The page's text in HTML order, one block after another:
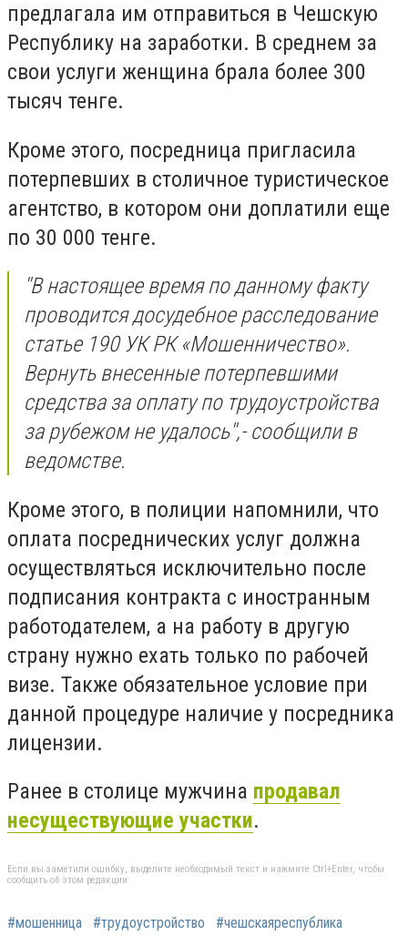
предлагала им отправиться в Чешскую
Республику на заработки. В среднем за
свои услуги женщина брала более 300
тысяч тенге.
Кроме этого, посредница пригласила
потерпевших в столичное туристическое
агентство, в котором они доплатили еще
по 30 000 тенге.
''В настоящее время по данному факту
проводится досудебное расследование
статье 190 УК РК «Мошенничество».
Вернуть внесенные потерпевшими
средства за оплату по трудоустройства
за рубежом не удалось'',- сообщили в
ведомстве.
Кроме этого, в полиции напомнили, что
оплата посреднических услуг должна
осуществляться исключительно после
подписания контракта с иностранным
работодателем, а на работу в другую
страну нужно ехать только по рабочей
визе. Также обязательное условие при
данной процедуре наличие у посредника
лицензии.
Ранее в столице мужчина продавал
несуществующие участки.
Если вы заметили ошибку, выделите необходимый текст и нажмите Ctrl+Enter, чтобы
сообщить об этом редакции
#мошенница #трудоустройство #чешскаяреспублика